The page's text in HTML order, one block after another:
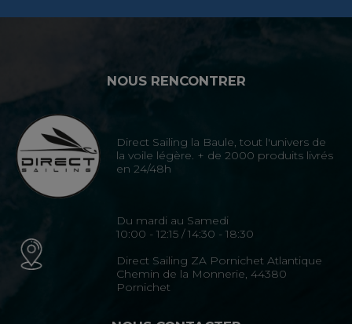
NOUS RENCONTRER
Direct Sailing la Baule, tout l'univers de
la voile légère. + de 2000 produits livrés
en 24/48h
Du mardi au Samedi
10:00 - 12:15 / 14:30 - 18:30
Direct Sailing ZA Pornichet Atlantique
Chemin de la Monnerie, 44380
Pornichet